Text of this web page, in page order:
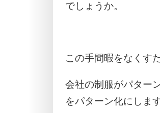
でしょうか。
この手間暇をなくす
会社の制服がパター
をパターン化にします